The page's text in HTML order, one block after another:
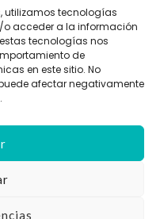
utilizamos tecnologías
acceder a la información
tecnologías nos
de
en este sitio. No
afectar negativamente
| Todos los
(UE)